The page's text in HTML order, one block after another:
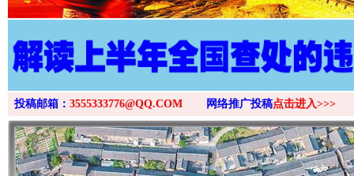
投稿邮箱： 3555333776@QQ.COM 网络推广投稿点击进入>>>